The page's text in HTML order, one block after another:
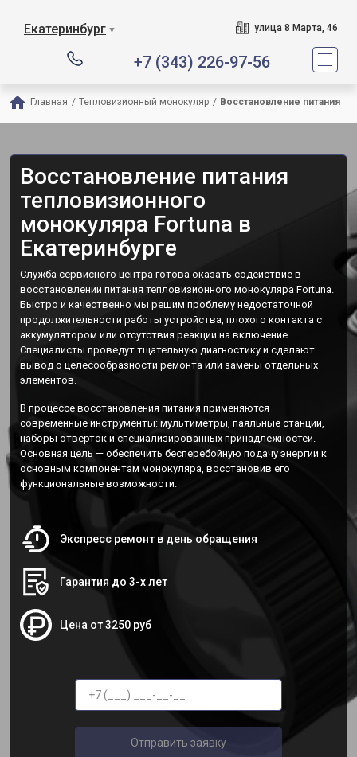
Екатеринбург ▼ улица 8 Марта, 46
+7 (343) 226-97-56
Главная / Тепловизионный монокуляр / Восстановление питания
Восстановление питания
тепловизионного
монокуляра Fortuna в
Екатеринбурге
Служба сервисного центра готова оказать содействие в
восстановлении питания тепловизионного монокуляра Fortuna.
Быстро и качественно мы решим проблему недостаточной
продолжительности работы устройства, плохого контакта с
аккумулятором или отсутствия реакции на включение.
Специалисты проведут тщательную диагностику и сделают
вывод о целесообразности ремонта или замены отдельных
элементов.
В процессе восстановления питания применяются
современные инструменты: мультиметры, паяльные станции,
наборы отверток и специализированных принадлежностей.
Основная цель — обеспечить бесперебойную подачу энергии к
основным компонентам монокуляра, восстановив его
функциональные возможности.
Экспресс ремонт в день обращения
Гарантия до 3-х лет
Цена от 3250 руб
Отправить заявку